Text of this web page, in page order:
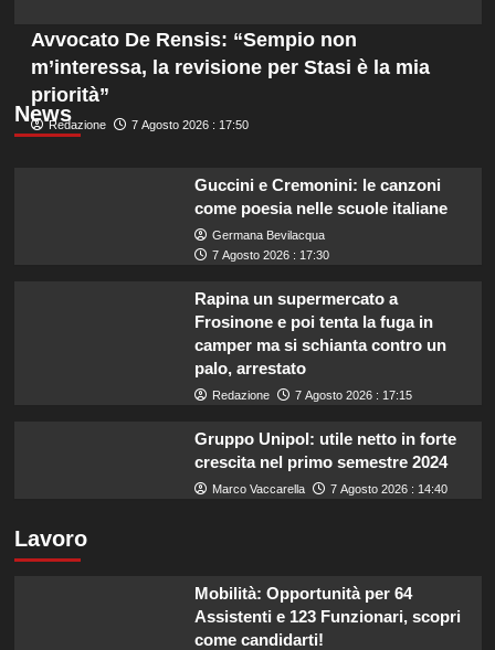
News
Avvocato De Rensis: “Sempio non
m’interessa, la revisione per Stasi è la mia
priorità”
Redazione 7 Agosto 2026 : 17:50
Guccini e Cremonini: le canzoni
come poesia nelle scuole italiane
Germana Bevilacqua
7 Agosto 2026 : 17:30
Rapina un supermercato a
Frosinone e poi tenta la fuga in
camper ma si schianta contro un
palo, arrestato
Redazione 7 Agosto 2026 : 17:15
Gruppo Unipol: utile netto in forte
crescita nel primo semestre 2024
Marco Vaccarella 7 Agosto 2026 : 14:40
Lavoro
Mobilità: Opportunità per 64
Assistenti e 123 Funzionari, scopri
come candidarti!